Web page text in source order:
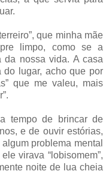
que minha mãe
limpo, como se a
da nossa vida. A casa
do lugar, acho que por
que me valeu, mais
tempo de brincar de
e de ouvir estórias,
problema mental
virava “lobisomem”,
noite de lua cheia